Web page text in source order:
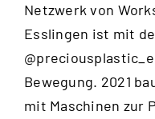
Netzwerk von
Esslingen ist mit
Bewegung. 2021
mit Maschinen zur